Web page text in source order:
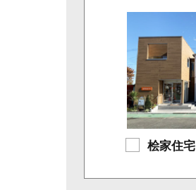
桧家住宅